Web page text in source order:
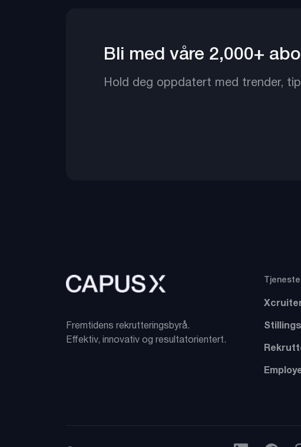
Bli med våre 2,000+
Hold deg oppdatert med trender,
Fremtidens rekrutteringsbyrå.
Effektiv, innovativ og resultatorientert.